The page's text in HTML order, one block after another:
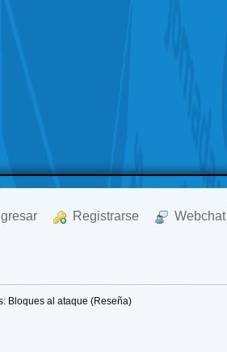
Registrarse Webchat
Bloques al ataque (Reseña)